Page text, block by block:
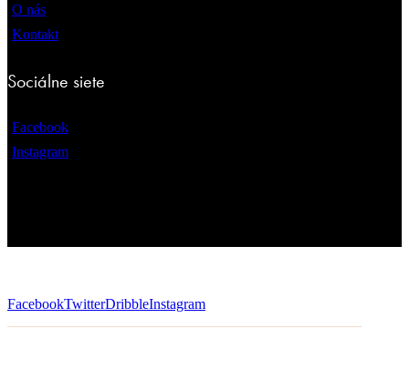
O nás
Kontakt
Sociálne siete
Facebook
Instagram
FacebookTwitterDribbleInstagram